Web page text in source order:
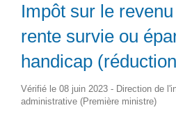
Impôt sur le
rente survie ou
handicap
Vérifié le 08 juin 2023 - Direction de
administrative (Première ministre)